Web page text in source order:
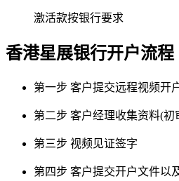
激活款按银行要求
香港星展银行开户流程
第一步 客户提交远程视频开
第二步 客户经理收集资料(初
第三步 视频见证签字
第四步 客户提交开户文件以